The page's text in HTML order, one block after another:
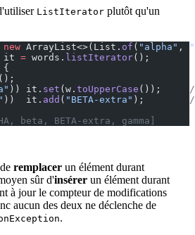
ListIterator plutôt qu'un
new ArrayList<>(List. of ( "alpha" ,
it = words. listIterator();
{
();
)) it. set (w. toUpperCase ());
))  it. add ( "BETA-extra" );
beta, BETA-extra, gamma]
remplacer un élément durant
sûr d'insérer un élément durant
à jour le compteur de modifications
aucun des deux ne déclenche de
.